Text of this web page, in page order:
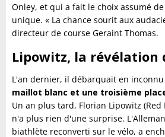
Onley, et qui a fait le choix assumé
unique. « La chance sourit aux
directeur de course Geraint Thomas.
Lipowitz, la révélation
L'an dernier, il débarquait en
maillot blanc et une troisième
Un an plus tard, Florian Lipowitz (Red
n'a plus rien d'une surprise.
biathlète reconverti sur le vélo, a